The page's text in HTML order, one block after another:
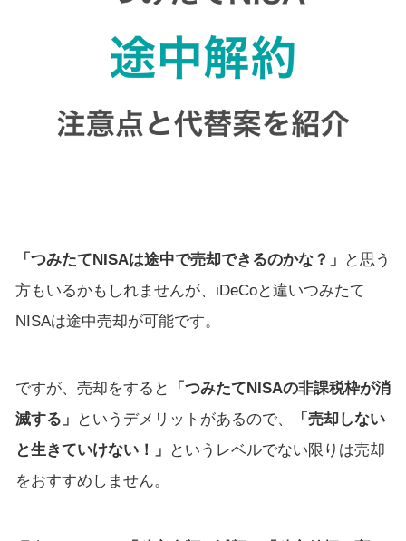
「つみたてNISAは途中で売却できるのかな？」
と思う
方もいるかもしれませんが、iDeCoと違いつみたて
NISAは途中売却が可能です。
ですが、売却をすると
「つみたてNISAの非課税枠が消
滅する」
というデメリットがあるので、
「売却しない
と生きていけない！」
というレベルでない限りは売却
をおすすめしません。